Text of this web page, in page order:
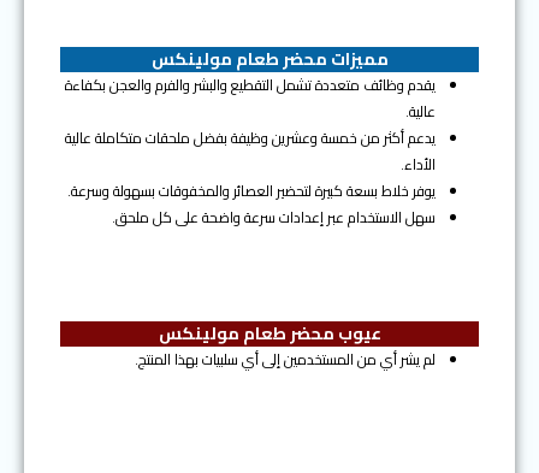
مميزات محضر طعام مولينكس
يقدم وظائف متعددة تشمل التقطيع والبشر والفرم والعجن بكفاءة
عالية.
يدعم أكثر من خمسة وعشرين وظيفة بفضل ملحقات متكاملة عالية
الأداء.
يوفر خلاط بسعة كبيرة لتحضير العصائر والمخفوقات بسهولة وسرعة.
سهل الاستخدام عبر إعدادات سرعة واضحة على كل ملحق.
عيوب محضر طعام مولينكس
لم يشر أي من المستخدمين إلى أي سلبيات بهذا المنتج.